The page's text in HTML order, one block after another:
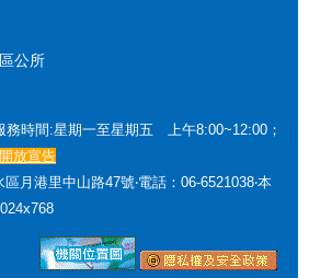
公所
務時間:星期一至星期五 上午8:00~12:00；
放宣告
月港里中山路47號‧電話：06-6521038‧本